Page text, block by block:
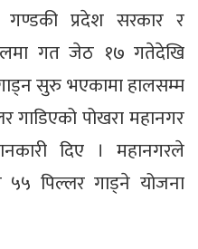
गण्डकी प्रदेश सरकार र
गत जेठ १७ गतेदेखि
सुरु भएकामा हालसम्म
गाडिएको पोखरा महानगर
दिए । महानगरले
पिल्लर गाड्ने योजना